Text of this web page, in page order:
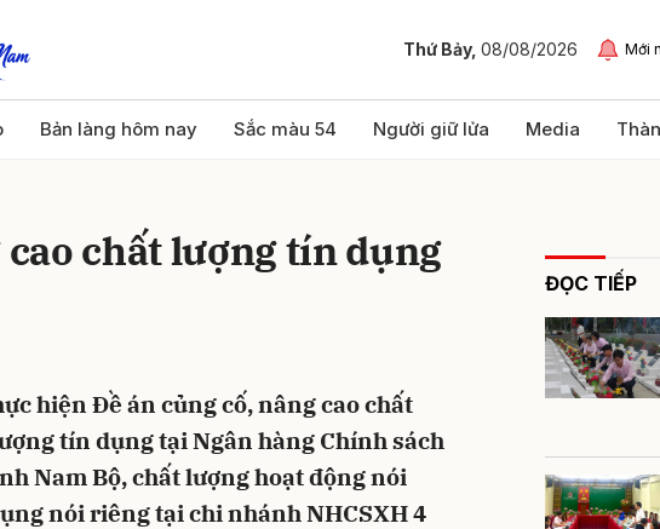
Thứ Bảy, 08/08/2026 Mới
Bản làng hôm nay Sắc màu 54 Người giữ lửa Media
chất lượng tín dụng
hiện Đề án củng cố, nâng cao chất
tín dụng tại Ngân hàng Chính sách
Nam Bộ, chất lượng hoạt động nói
nói riêng tại chi nhánh NHCSXH 4
ĐỌC TIẾP
bình luận
Gửi